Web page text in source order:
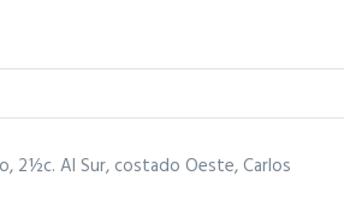
2½c. Al Sur, costado Oeste, Carlos